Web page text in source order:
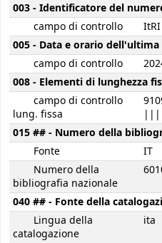
003 - Identificatore del
campo di controllo
ItRI
005 - Data e orario
campo di controllo
008 - Elementi di lunghezza
campo di controllo
lung. fissa
015 ## - Numero della
Fonte
IT
Numero della
bibliografia nazionale
040 ## - Fonte della
Lingua della
catalogazione
ita